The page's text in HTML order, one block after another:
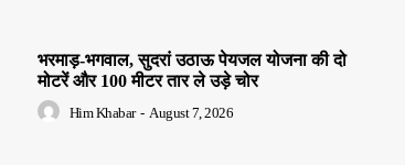
भरमाड़-भगवाल, सुदरां उठाऊ पेयजल योजना की दो
मोटरें और 100 मीटर तार ले उड़े चोर
Him Khabar - August 7, 2026